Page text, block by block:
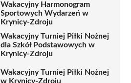
Wakacyjny Harmonogram
Sportowych Wydarzeń w
Krynicy-Zdroju
Wakacyjny Turniej Piłki Nożnej
dla Szkół Podstawowych w
Krynicy-Zdroju
Wakacyjny Turniej Piłki Nożnej
w Krynicy-Zdroju